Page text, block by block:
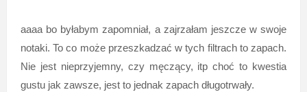
aaaa bo byłabym zapomniał, a zajrzałam jeszcze w swoje
notaki. To co może przeszkadzać w tych filtrach to zapach.
Nie jest nieprzyjemny, czy męczący, itp choć to kwestia
gustu jak zawsze, jest to jednak zapach długotrwały.